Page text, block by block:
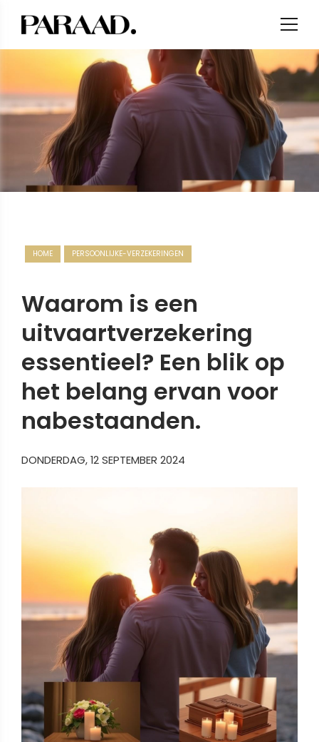
HOME PERSOONLIJKE-VERZEKERINGEN
Waarom is een
uitvaartverzekering
essentieel? Een blik op
het belang ervan voor
nabestaanden.
DONDERDAG, 12 SEPTEMBER 2024